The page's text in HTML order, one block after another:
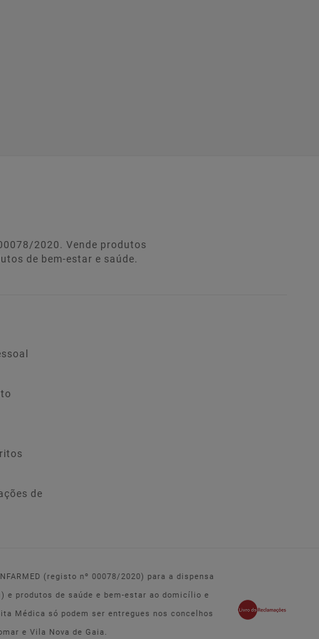
2020. Vende produtos
de bem-estar e saúde.
de
(registo nº 00078/2020) para a dispensa
e produtos de saúde e bem-estar ao domicílio e
Médica só podem ser entregues nos concelhos
e Vila Nova de Gaia.